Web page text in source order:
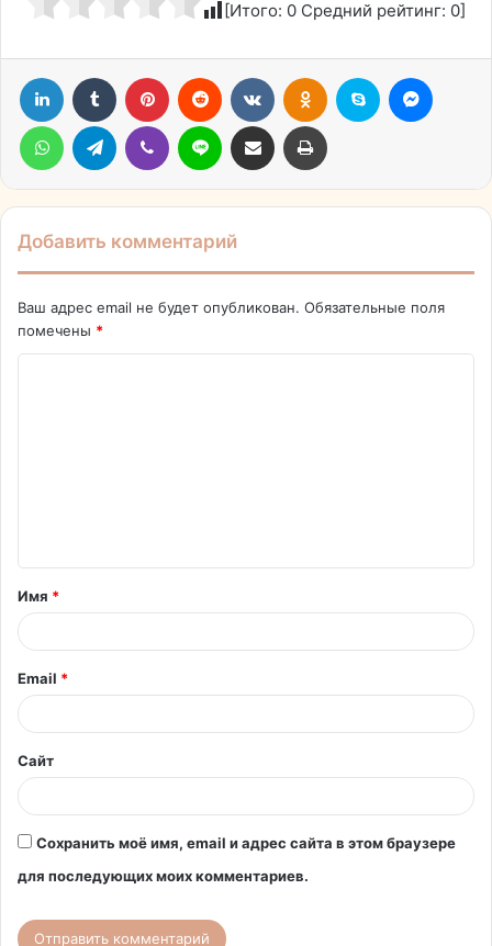
[Итого: 0 Средний рейтинг: 0]
LinkedIn Tumblr Pinterest Reddit ВконтактеОдноклассники
Skype
WhatsAppTelegram Viber Line Поделиться через электронную почту Печатать
Добавить комментарий
Ваш адрес email не будет опубликован. Обязательные поля
помечены *
т
а
й
*
Имя *
Email *
Сайт
Сохранить моё имя, email и адрес сайта в этом браузере
для последующих моих комментариев.